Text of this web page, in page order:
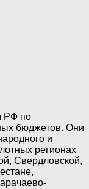
РФ по
бюджетов. Они
и
регионах
Свердловской,